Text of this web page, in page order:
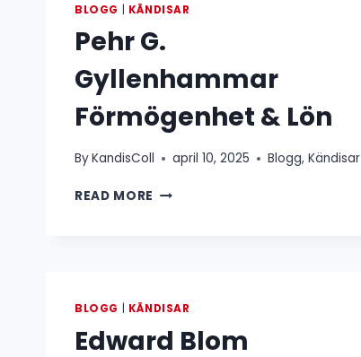
BLOGG | KÄNDISAR
Pehr G.
Gyllenhammar
Förmögenhet & Lön
ByKandisColl april 10, 2025 Blogg,Kändisar
READ MORE PEHR
BLOGG KÄNDISAR
Edward Blom